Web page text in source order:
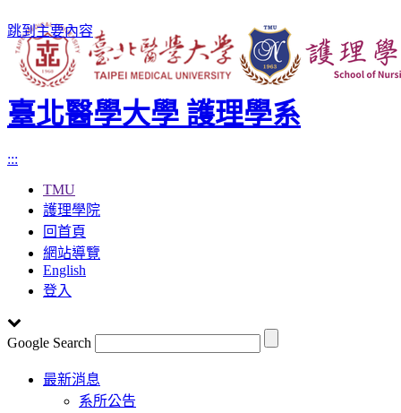
跳到主要內容
臺北醫學大學 護理學系
:::
TMU
護理學院
回首頁
網站導覽
English
登入
Google Search
Toggle
navigation
最新消息
系所公告